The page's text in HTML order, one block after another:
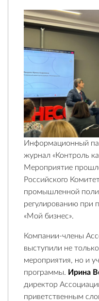
Информационный
журнал «Контроль
Мероприятие
Российского
промышленной
регулированию при
«Мой бизнес».
Компании-члены
выступили не
мероприятия, но и
программы. Ирина
директор
приветственным